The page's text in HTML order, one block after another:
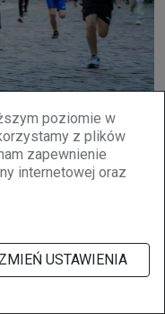
poziomie w
z plików
zapewnienie
internetowej oraz
ZMIEŃ USTAWIENIA